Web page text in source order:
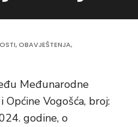
,OBAVJEŠTENJA,
Međunarodne
Općine Vogošća, broj:
godine, o